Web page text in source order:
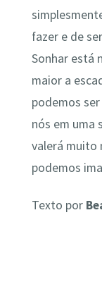
fazer e de
Sonhar está
maior a
podemos
nós em uma
valerá muito
podemos
Texto por